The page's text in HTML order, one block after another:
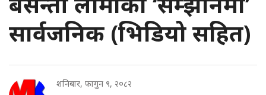
सार्वजनिक (भिडियो सहित)
शनिबार, फागुन ९, २०८२